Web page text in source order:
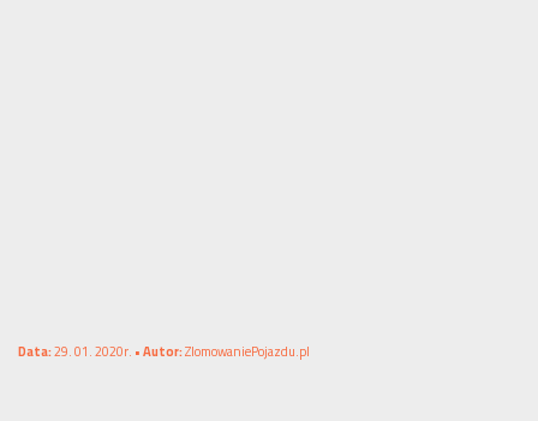
Data:29. 01. 2020r. •Autor:ZlomowaniePojazdu.pl